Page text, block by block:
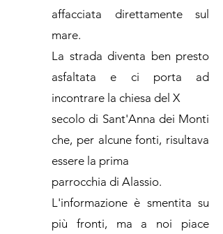
affacciata direttamente sul
mare.
La strada diventa ben presto
asfaltata e ci porta ad
incontrare la chiesa del X
secolo di Sant'Anna dei Monti
che, per alcune fonti, risultava
essere la prima
parrocchia di Alassio.
L'informazione è smentita su
più fronti, ma a noi piace